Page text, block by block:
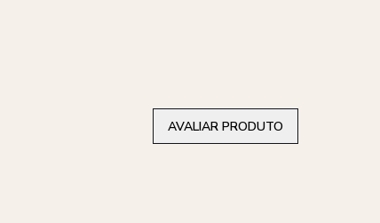
AVALIAR PRODUTO